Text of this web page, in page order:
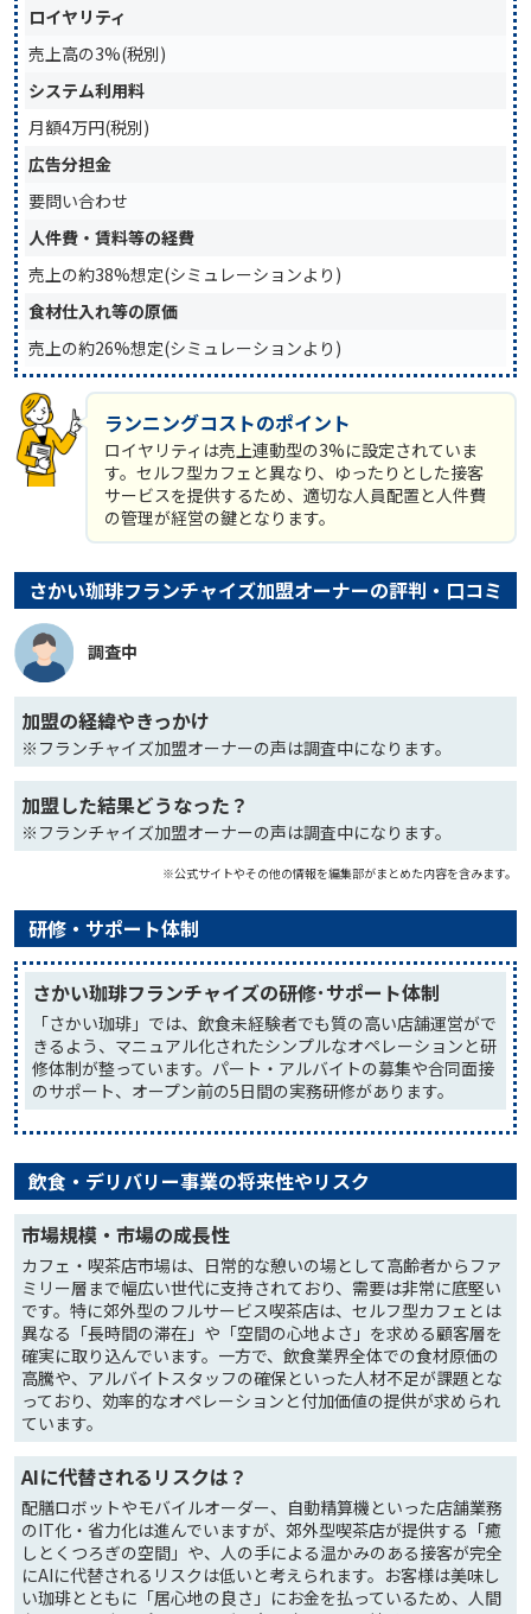
ロイヤリティ
売上高の3%(税別)
システム利用料
月額4万円(税別)
広告分担金
要問い合わせ
人件費・賃料等の経費
売上の約38%想定(シミュレーションより)
食材仕入れ等の原価
売上の約26%想定(シミュレーションより)
ランニングコストのポイント
ロイヤリティは売上連動型の3%に設定されていま
す。セルフ型カフェと異なり、ゆったりとした接客
サービスを提供するため、適切な人員配置と人件費
の管理が経営の鍵となります。
さかい珈琲フランチャイズ加盟オーナーの評判・口コミ
調査中
加盟の経緯やきっかけ
※フランチャイズ加盟オーナーの声は調査中になります。
加盟した結果どうなった？
※フランチャイズ加盟オーナーの声は調査中になります。
※公式サイトやその他の情報を編集部がまとめた内容を含みます。
研修・サポート体制
さかい珈琲フランチャイズの研修･サポート体制
「さかい珈琲」では、飲食未経験者でも質の高い店舗運営がで
きるよう、マニュアル化されたシンプルなオペレーションと研
修体制が整っています。パート・アルバイトの募集や合同面接
のサポート、オープン前の5日間の実務研修があります。
飲食・デリバリー事業の将来性やリスク
市場規模・市場の成長性
カフェ・喫茶店市場は、日常的な憩いの場として高齢者からファ
ミリー層まで幅広い世代に支持されており、需要は非常に底堅い
です。特に郊外型のフルサービス喫茶店は、セルフ型カフェとは
異なる「長時間の滞在」や「空間の心地よさ」を求める顧客層を
確実に取り込んでいます。一方で、飲食業界全体での食材原価の
高騰や、アルバイトスタッフの確保といった人材不足が課題とな
っており、効率的なオペレーションと付加価値の提供が求められ
ています。
AIに代替されるリスクは？
配膳ロボットやモバイルオーダー、自動精算機といった店舗業務
のIT化・省力化は進んでいますが、郊外型喫茶店が提供する「癒
しとくつろぎの空間」や、人の手による温かみのある接客が完全
にAIに代替されるリスクは低いと考えられます。お客様は美味し
い珈琲とともに「居心地の良さ」にお金を払っているため、人間